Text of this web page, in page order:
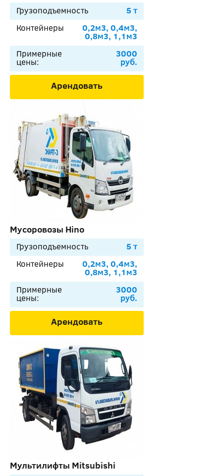
Грузоподъемность
5 т
Контейнеры
0,2м3, 0,4м3,
0,8м3, 1,1м3
Примерные
цены:
3000
руб.
Арендовать
Мусоровозы Hino
Грузоподъемность
5 т
Контейнеры
0,2м3, 0,4м3,
0,8м3, 1,1м3
Примерные
цены:
3000
руб.
Арендовать
Мультилифты Mitsubishi